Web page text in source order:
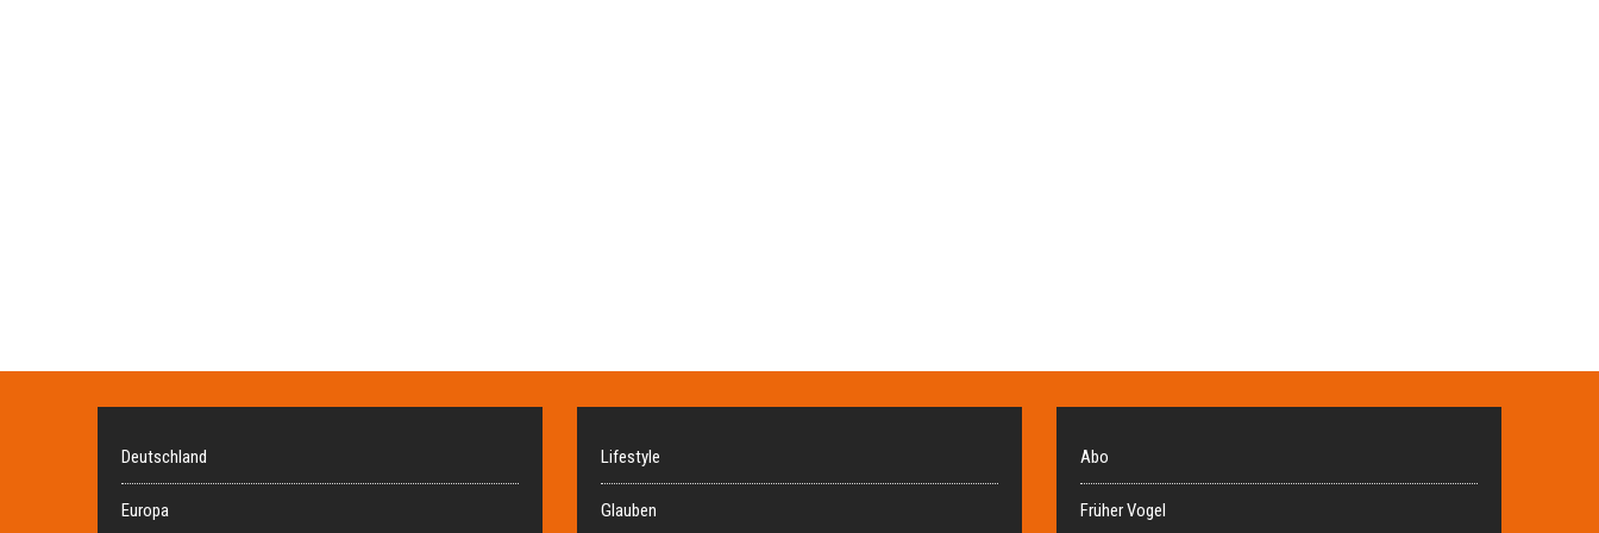
Deutschland
Europa
Lifestyle
Glauben
Abo
Früher Vogel